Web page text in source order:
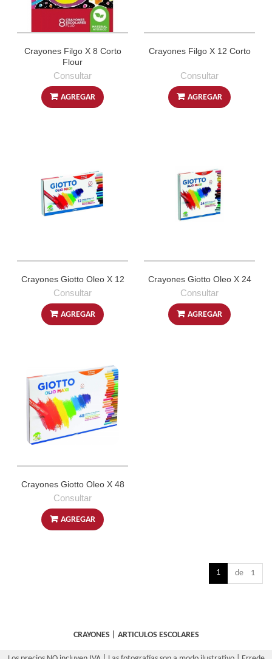
Crayones Filgo X 8 Corto
Flour
Consultar
AGREGAR
Crayones Filgo X 12 Corto
Consultar
AGREGAR
Crayones Giotto Oleo X 12
Consultar
AGREGAR
Crayones Giotto Oleo X 24
Consultar
AGREGAR
Crayones Giotto Oleo X 48
Consultar
AGREGAR
1 de 1
CRAYONES ARTICULOS ESCOLARES